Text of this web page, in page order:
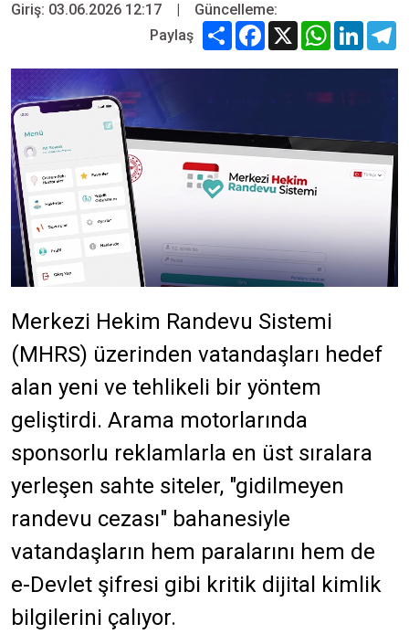
Giriş: 03.06.2026 12:17 |
Güncelleme:
Paylaş
Share Facebook
X WhatsApp
Merkezi Hekim Randevu Sistemi
(MHRS) üzerinden vatandaşları hedef
alan yeni ve tehlikeli bir yöntem
geliştirdi. Arama motorlarında
sponsorlu reklamlarla en üst sıralara
yerleşen sahte siteler, "gidilmeyen
randevu cezası" bahanesiyle
vatandaşların hem paralarını hem de
e-Devlet şifresi gibi kritik dijital kimlik
bilgilerini çalıyor.